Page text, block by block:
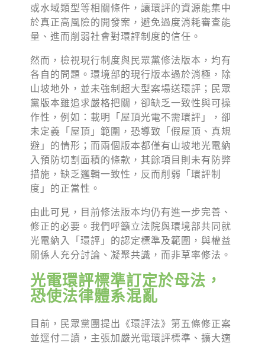
加入志工
或水域類型等相關條件，讓環評的資源能集中
於真正高風險的開發案，避免過度消耗審查能
量、進而削弱社會對環評制度的信任。
然而，檢視現行制度與民眾黨修法版本，均有
各自的問題。環境部的現行版本過於消極，除
山坡地外，並未強制超大型案場送環評；民眾
黨版本雖追求嚴格把關，卻缺乏一致性與可操
作性，例如：載明「屋頂光電不需環評」，卻
未定義「屋頂」範圍，恐導致「假屋頂、真規
避」的情形；而兩個版本都僅有山坡地光電納
入預防切割面積的條款，其餘項目則未有防弊
措施，缺乏邏輯一致性，反而削弱「環評制
度」的正當性。
由此可見，目前修法版本均仍有進一步完善、
修正的必要。我們呼籲立法院與環境部共同就
光電納入「環評」的認定標準及範圍，與權益
關係人充分討論、凝聚共識，而非草率修法。
光電環評標準訂定於母法，
恐使法律體系混亂
目前，民眾黨團提出《環評法》第五條修正案
並逕付二讀，主張加嚴光電環評標準、擴大適